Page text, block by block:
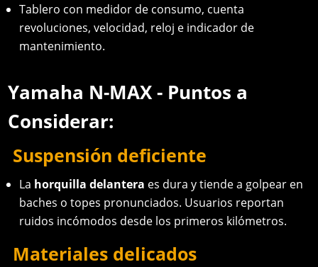
Tablero con medidor de consumo, cuenta
revoluciones, velocidad, reloj e indicador de
mantenimiento.
Yamaha N-MAX - Puntos a
Considerar:
Suspensión deficiente
La horquilla delantera es dura y tiende a golpear en
baches o topes pronunciados. Usuarios reportan
ruidos incómodos desde los primeros kilómetros.
Materiales delicados